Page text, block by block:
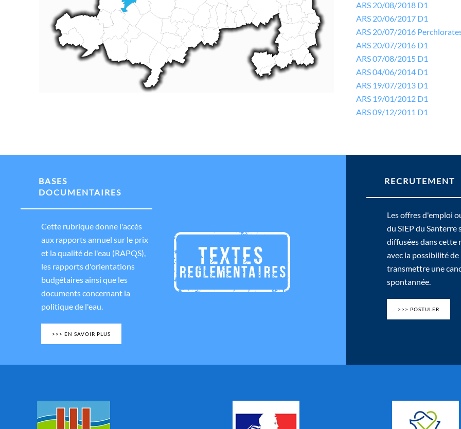
ARS 20/08/2018 D1
ARS 20/06/2017 D1
ARS 20/07/2016
ARS 20/07/2016 D1
ARS 07/08/2015 D1
ARS 04/06/2014 D1
ARS 19/07/2013 D1
ARS 19/01/2012 D1
ARS 09/12/2011 D1
BASES
DOCUMENTAIRES
Cette rubrique donne l'accès
aux rapports annuel sur le prix
et la qualité de l'eau (RAPQS),
les rapports d'orientations
budgétaires ainsi que les
documents concernant la
politique de l'eau.
>>> EN SAVOIR PLUS
RECRUTEMENT
Les offres d'emploi
du SIEP du Santerre
diffusées dans cette
avec la possibilité de
transmettre une
spontannée.
>>> POSTULER